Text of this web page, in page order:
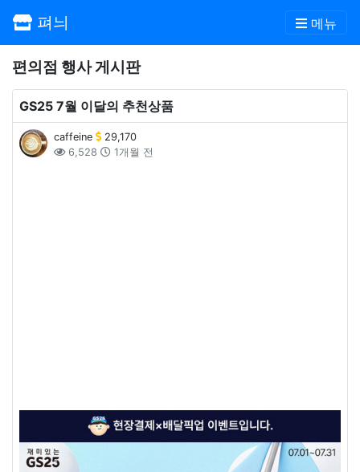
펴늬 메뉴
편의점 행사 게시판
GS25 7월 이달의 추천상품
caffeine
29,170
6,528
1개월 전